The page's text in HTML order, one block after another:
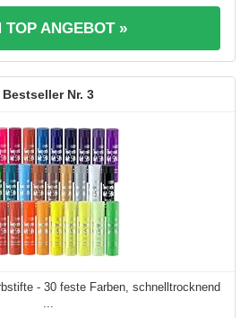
TOP ANGEBOT »
3
- 30 feste Farben, schnelltrocknend
...